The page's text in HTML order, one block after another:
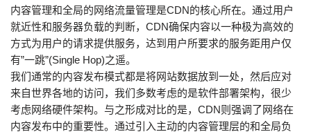
内容管理和全局的网络流量管理是CDN的核心所在。通过用户
就近性和服务器负载的判断，CDN确保内容以一种极为高效的
方式为用户的请求提供服务，达到用户所要求的服务距用户仅
有”一跳”(Single Hop)之遥。
我们通常的内容发布模式都是将网站数据放到一处，然后应对
来自世界各地的访问，我们多数考虑的是软件部署架构，很少
考虑网络硬件架构。与之形成对比的是，CDN则强调了网络在
内容发布中的重要性。通过引入主动的内容管理层的和全局负